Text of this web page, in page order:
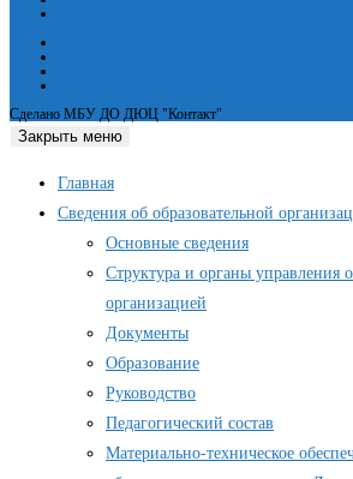
Сделано МБУ ДО ДЮЦ "Контакт"
Закрыть меню
Главная
Сведения об образовательной
Основные сведения
Структура и органы управления
организацией
Документы
Образование
Руководство
Педагогический состав
Материально-техническое